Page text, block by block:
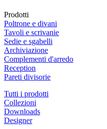
Prodotti
Poltrone e divani
Tavoli e scrivanie
Sedie e sgabelli
Archiviazione
Complementi d'arredo
Reception
Pareti divisorie
Tutti i prodotti
Collezioni
Downloads
Designer